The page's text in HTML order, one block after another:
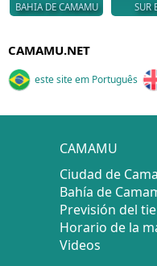
BAHIA DE CAMAMU SUR
CAMAMU.NET
este site em Português
CAMAMU
Ciudad de
Bahía de
Previsión del
Horario de la
Videos